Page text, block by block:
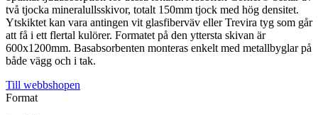
två tjocka mineralullsskivor, totalt 150mm tjock med hög densitet.
Ytskiktet kan vara antingen vit glasfiberväv eller Trevira tyg som går
att få i ett flertal kulörer. Formatet på den yttersta skivan är
600x1200mm. Basabsorbenten monteras enkelt med metallbyglar på
både vägg och i tak.
Till webbshopen
Format